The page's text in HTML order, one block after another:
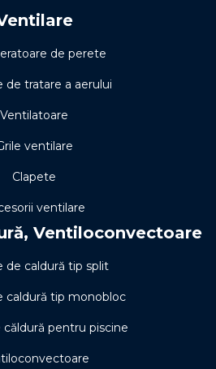
de perete
de tratare a aerului
Ventilatoare
ventilare
Clapete
ventilare
Ventiloconvectoare
de caldură tip split
caldură tip monobloc
pentru piscine